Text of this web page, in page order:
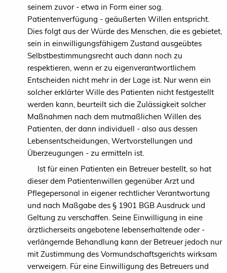
seinem zuvor - etwa in Form einer sog.
Patientenverfügung - geäußerten Willen entspricht.
Dies folgt aus der Würde des Menschen, die es gebietet,
sein in einwilligungsfähigem Zustand ausgeübtes
Selbstbestimmungsrecht auch dann noch zu
respektieren, wenn er zu eigenverantwortlichem
Entscheiden nicht mehr in der Lage ist. Nur wenn ein
solcher erklärter Wille des Patienten nicht festgestellt
werden kann, beurteilt sich die Zulässigkeit solcher
Maßnahmen nach dem mutmaßlichen Willen des
Patienten, der dann individuell - also aus dessen
Lebensentscheidungen, Wertvorstellungen und
Überzeugungen - zu ermitteln ist.
Ist für einen Patienten ein Betreuer bestellt, so hat
dieser dem Patientenwillen gegenüber Arzt und
Pflegepersonal in eigener rechtlicher Verantwortung
und nach Maßgabe des § 1901 BGB Ausdruck und
Geltung zu verschaffen. Seine Einwilligung in eine
ärztlicherseits angebotene lebenserhaltende oder -
verlängernde Behandlung kann der Betreuer jedoch nur
mit Zustimmung des Vormundschaftsgerichts wirksam
verweigern. Für eine Einwilligung des Betreuers und